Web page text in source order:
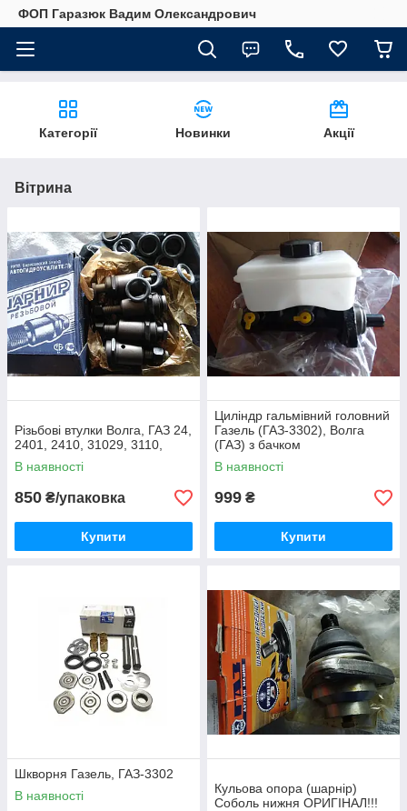
ФОП Гаразюк Вадим Олександрович
Категорії Новинки Акції
Вітрина
Різьбові втулки Волга, ГАЗ 24,
2401, 2410, 31029, 3110,
В наявності
850 ₴/упаковка
Купити
Циліндр гальмівний головний
Газель (ГАЗ-3302), Волга
(ГАЗ) з бачком
В наявності
999 ₴
Купити
Шкворня Газель, ГАЗ-3302
В наявності
Кульова опора (шарнір)
Соболь нижня ОРИГІНАЛ!!!